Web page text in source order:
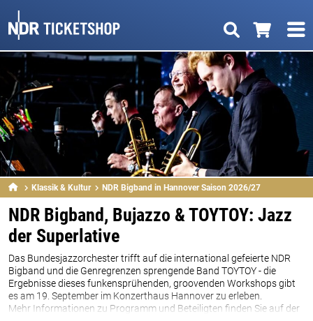
Klassik & Kultur NDR Bigband in Hannover Saison 2026/27
NDR Bigband, Bujazzo & TOYTOY: Jazz
der Superlative
Das Bundesjazzorchester trifft auf die international gefeierte NDR
Bigband und die Genregrenzen sprengende Band TOYTOY - die
Ergebnisse dieses funkensprühenden, groovenden Workshops gibt
es am 19. September im Konzerthaus Hannover zu erleben.
Mehr Informationen zu Programm und Beteiligten finden Sie auf der